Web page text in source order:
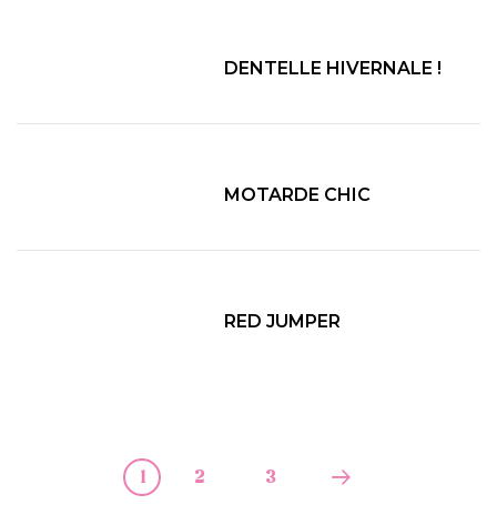
DENTELLE HIVERNALE !
MOTARDE CHIC
RED JUMPER
1 2 3